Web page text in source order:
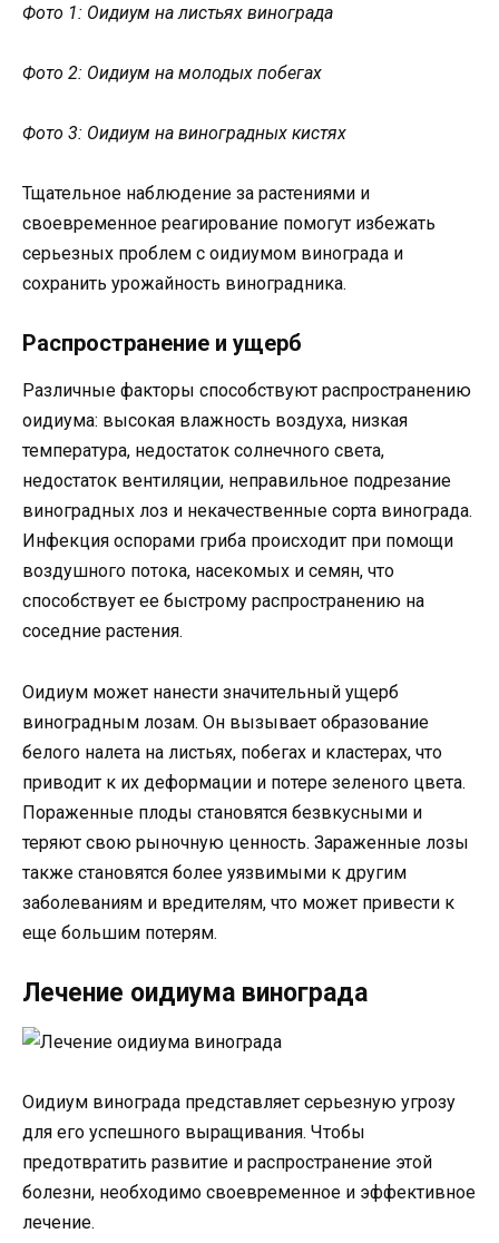
Фото 1: Оидиум на листьях винограда
Фото 2: Оидиум на молодых побегах
Фото 3: Оидиум на виноградных кистях
Тщательное наблюдение за растениями и
своевременное реагирование помогут избежать
серьезных проблем с оидиумом винограда и
сохранить урожайность виноградника.
Распространение и ущерб
Различные факторы способствуют распространению
оидиума: высокая влажность воздуха, низкая
температура, недостаток солнечного света,
недостаток вентиляции, неправильное подрезание
виноградных лоз и некачественные сорта винограда.
Инфекция оспорами гриба происходит при помощи
воздушного потока, насекомых и семян, что
способствует ее быстрому распространению на
соседние растения.
Оидиум может нанести значительный ущерб
виноградным лозам. Он вызывает образование
белого налета на листьях, побегах и кластерах, что
приводит к их деформации и потере зеленого цвета.
Пораженные плоды становятся безвкусными и
теряют свою рыночную ценность. Зараженные лозы
также становятся более уязвимыми к другим
заболеваниям и вредителям, что может привести к
еще большим потерям.
Лечение оидиума винограда
Оидиум винограда представляет серьезную угрозу
для его успешного выращивания. Чтобы
предотвратить развитие и распространение этой
болезни, необходимо своевременное и эффективное
лечение.